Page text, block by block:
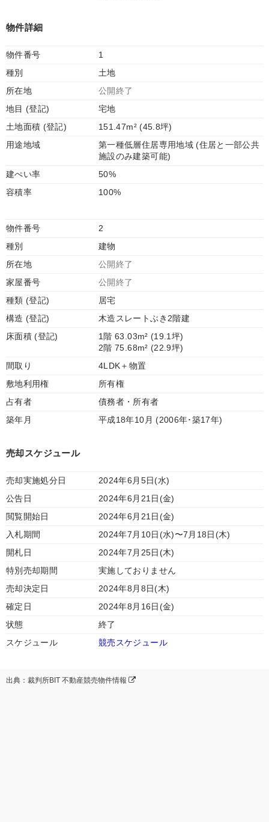
物件詳細
物件番号
1
種別
土地
所在地
公開終了
地目 (登記)
宅地
土地面積 (登記)
151.47m² (45.8坪)
用途地域
第一種低層住居専用地域 (住居と一部公共
施設のみ建築可能)
建ぺい率
50%
容積率
100%
物件番号
2
種別
建物
所在地
公開終了
家屋番号
公開終了
種類 (登記)
居宅
構造 (登記)
木造スレートぶき2階建
床面積 (登記)
1階 63.03m² (19.1坪)
2階 75.68m² (22.9坪)
間取り
4LDK＋物置
敷地利用権
所有権
占有者
債務者・所有者
築年月
平成18年10月 (2006年･築17年)
売却スケジュール
売却実施処分日
2024年6月5日(水)
公告日
2024年6月21日(金)
閲覧開始日
2024年6月21日(金)
入札期間
2024年7月10日(水)〜7月18日(木)
開札日
2024年7月25日(木)
特別売却期間
実施しておりません
売却決定日
2024年8月8日(木)
確定日
2024年8月16日(金)
状態
終了
スケジュール
競売スケジュール
出典：裁判所BIT 不動産競売物件情報